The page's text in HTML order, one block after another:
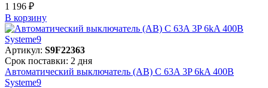
1 196 ₽
В корзинy
Артикул: S9F22363
Срок поставки: 2 дня
Автоматический выключатель (АВ) C 63A 3P 6kA 400В
Systeme9